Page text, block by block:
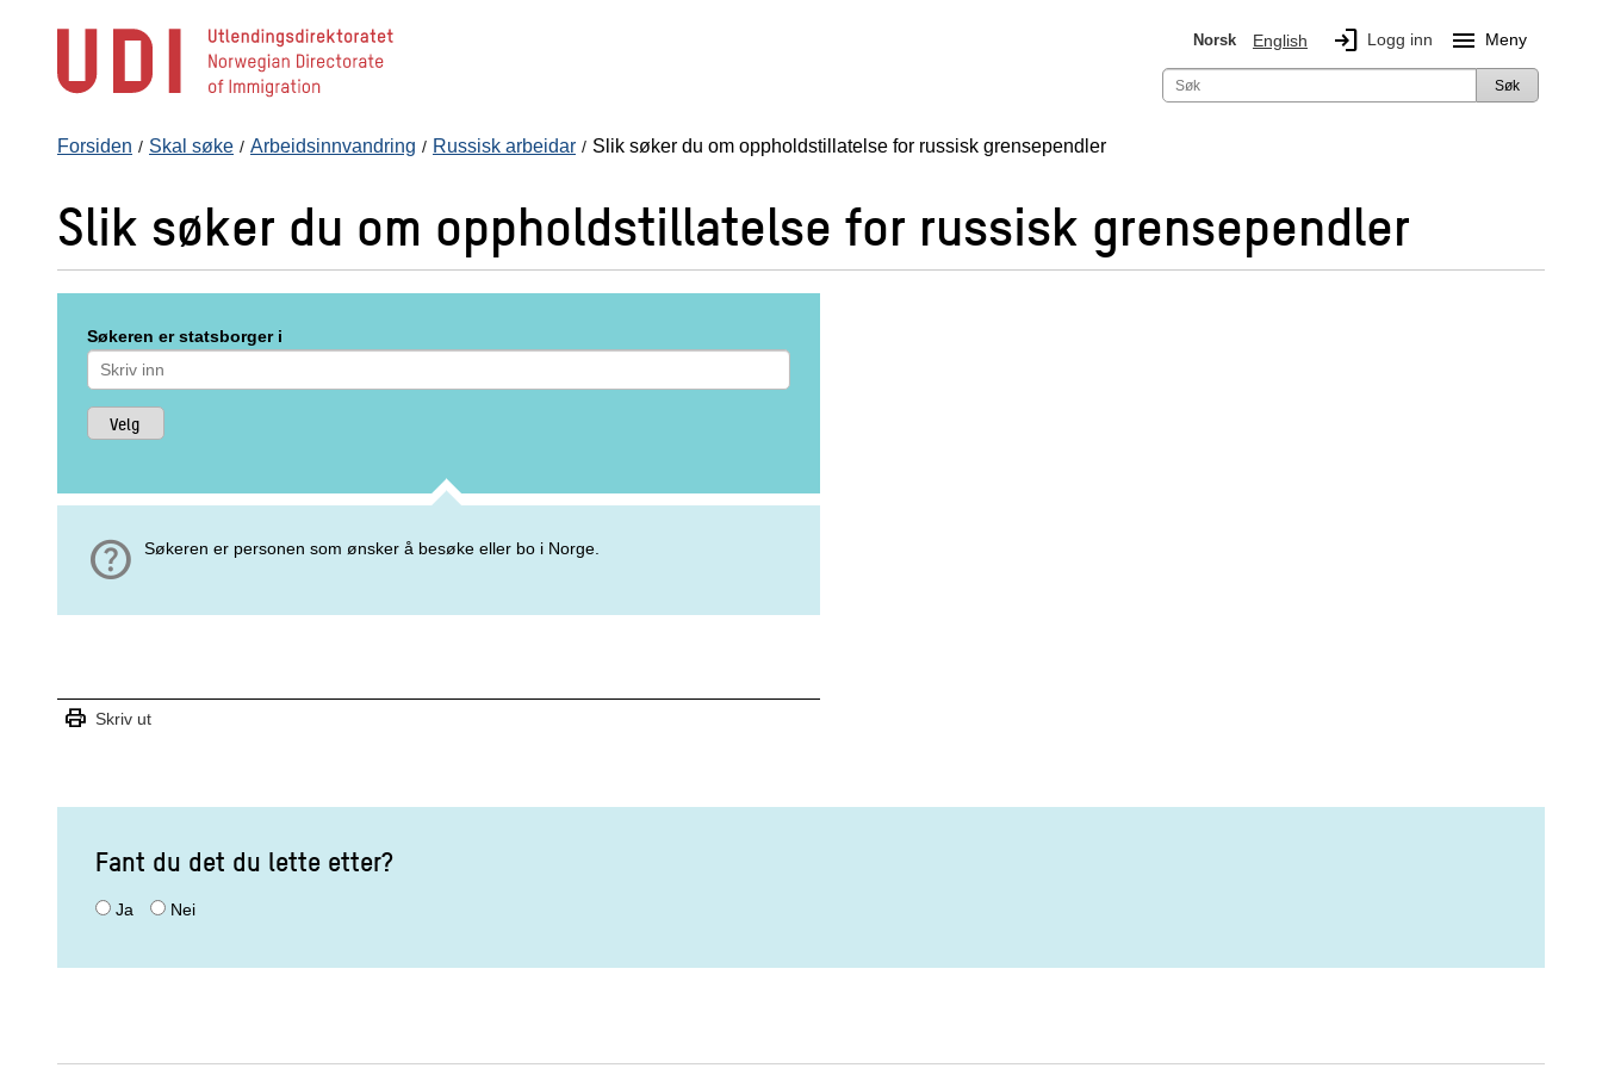
Norsk English login Logg inn menu Meny
Søk
Forsiden Skal søke Arbeidsinnvandring Russisk arbeidar Slik søker du om oppholdstillatelse for russisk grensependler
Slik søker du om oppholdstillatelse for russisk grensependler
Søkeren er statsborger i
help Søkeren er personen som ønsker å besøke eller bo i Norge.
print Skriv ut
Fant du det du lette etter?
Ja Nei